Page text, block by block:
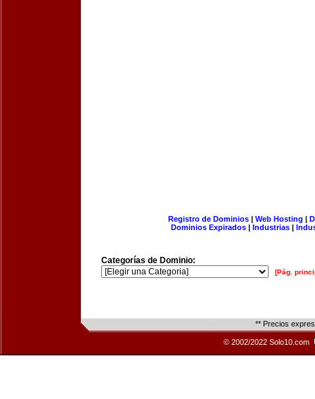
Registro de Dominios| Web Hosting |
Dominios Expirados | Industrias |
Categorías de Dominio:
[Pág.
** Precios
© 2002/2022 Solo10.com